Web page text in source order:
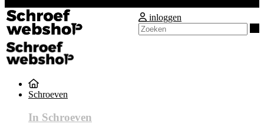
inloggen
Schroeven
In Schroeven